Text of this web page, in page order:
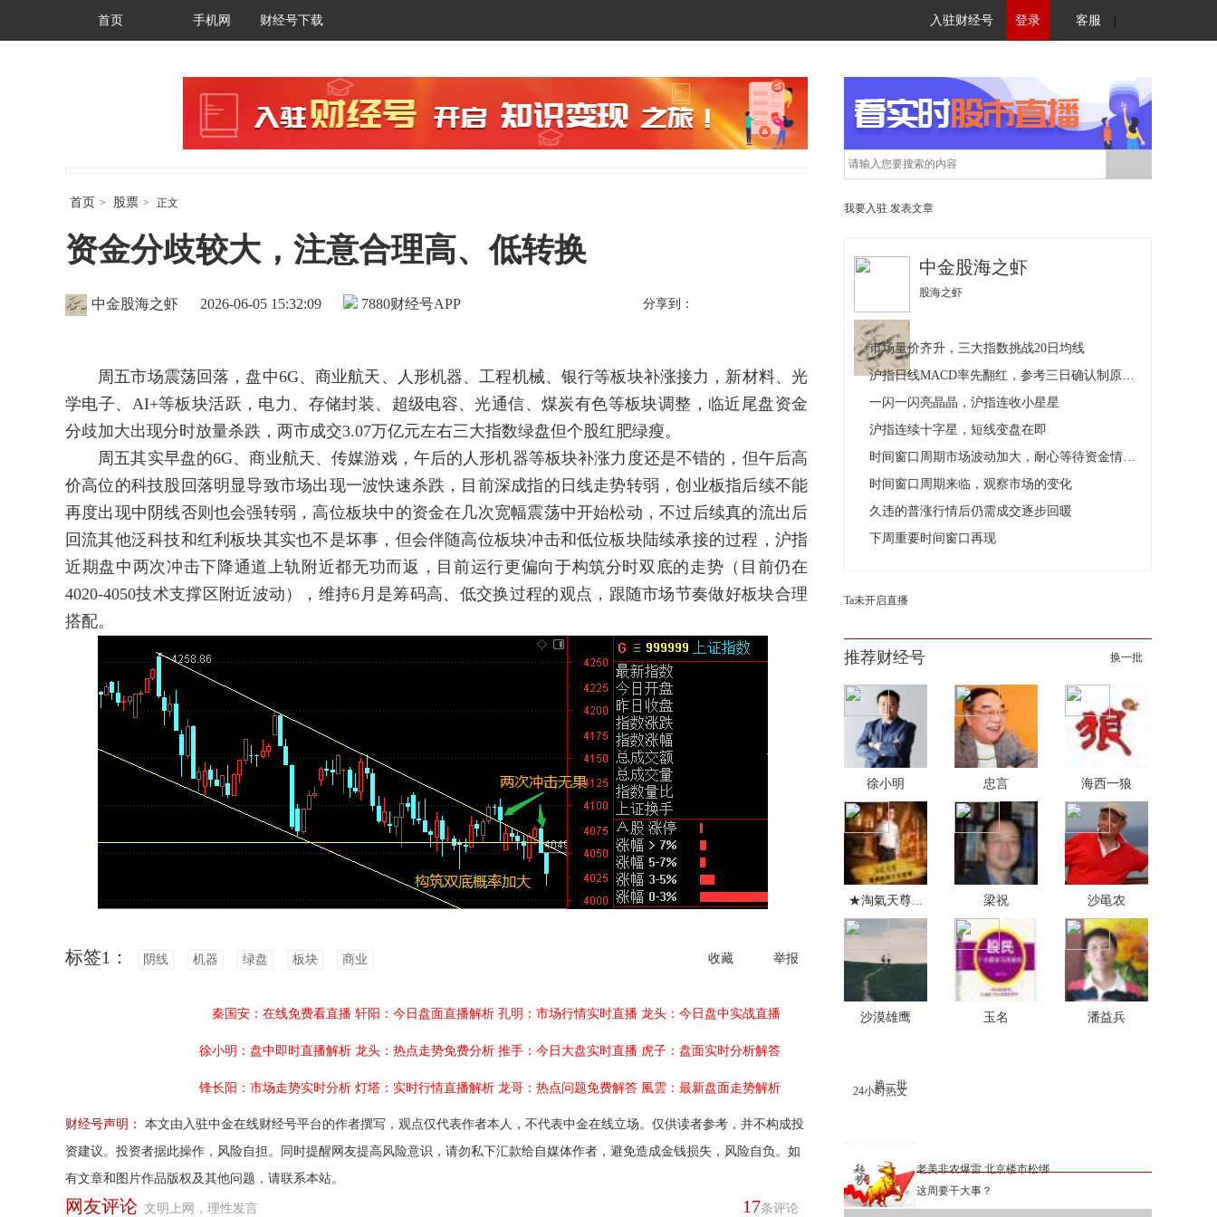
首页 手机网 财经号下载 入驻财经号 登录 客服
首页 > 股票 > 正文
资金分歧较大，注意合理高、低转换
财经号APP
中金股海之虾 2026-06-05 15:32:09 7880 分享到：
周五市场震荡回落，盘中6G、商业航天、人形机器、工程机械、银行等板块补涨接力，新材料、光
学电子、AI+等板块活跃，电力、存储封装、超级电容、光通信、煤炭有色等板块调整，临近尾盘资金
分歧加大出现分时放量杀跌，两市成交3.07万亿元左右三大指数绿盘但个股红肥绿瘦。
周五其实早盘的6G、商业航天、传媒游戏，午后的人形机器等板块补涨力度还是不错的，但午后高
价高位的科技股回落明显导致市场出现一波快速杀跌，目前深成指的日线走势转弱，创业板指后续不能
再度出现中阴线否则也会强转弱，高位板块中的资金在几次宽幅震荡中开始松动，不过后续真的流出后
回流其他泛科技和红利板块其实也不是坏事，但会伴随高位板块冲击和低位板块陆续承接的过程，沪指
近期盘中两次冲击下降通道上轨附近都无功而返，目前运行更偏向于构筑分时双底的走势（目前仍在
4020-4050技术支撑区附近波动），维持6月是筹码高、低交换过程的观点，跟随市场节奏做好板块合理
搭配。
收藏 举报
标签1： 阴线 机器 绿盘 板块 商业
秦国安：在线免费看直播 轩阳：今日盘面直播解析 孔明：市场行情实时直播 龙头：今日盘中实战直播
徐小明：盘中即时直播解析 龙头：热点走势免费分析 推手：今日大盘实时直播 虎子：盘面实时分析解答
锋长阳：市场走势实时分析 灯塔：实时行情直播解析 龙哥：热点问题免费解答 風雲：最新盘面走势解析
财经号声明：
本文由入驻中金在线财经号平台的作者撰写，观点仅代表作者本人，不代表中金在线立场。仅供读者参考，并不构成投
资建议。投资者据此操作，风险自担。同时提醒网友提高风险意识，请勿私下汇款给自媒体作者，避免造成金钱损失，风险自负。如
有文章和图片作品版权及其他问题，请联系本站。
17条评论
网友评论 文明上网，理性发言
我要入驻 发表文章
中金股海之虾
股海之虾
市场量价齐升，三大指数挑战20日均线
沪指日线MACD率先翻红，参考三日确认制原则判定是否有效
一闪一闪亮晶晶，沪指连收小星星
沪指连续十字星，短线变盘在即
时间窗口周期市场波动加大，耐心等待资金情绪回暖动作出现
时间窗口周期来临，观察市场的变化
久违的普涨行情后仍需成交逐步回暖
下周重要时间窗口再现
Ta未开启直播
推荐财经号 换一批
徐小明 忠言 海西一狼
★淘氣天尊... 梁祝 沙黾农
沙漠雄鹰 玉名 潘益兵
24小时热文
换一批
老美非农爆雷 北京楼市松绑
这周要干大事？